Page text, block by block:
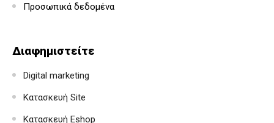
Προσωπικά δεδομένα
Διαφημιστείτε
Digital marketing
Κατασκευή Site
Κατασκευή Eshop